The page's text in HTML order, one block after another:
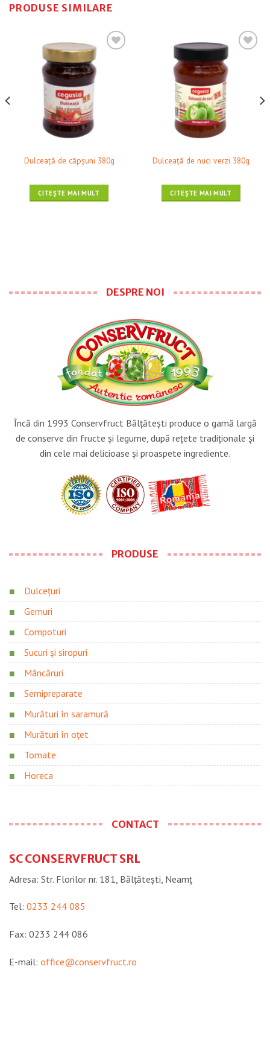
PRODUSE SIMILARE
❤ Pune în Wishlist
Dulceaţă de căpșuni 380g
CITEȘTE MAI MULT
❤ Pune în Wishlist
Dulceaţă de nuci verzi 380g
CITEȘTE MAI MULT
DESPRE NOI
Încă din 1993 Conservfruct Bălţăteşti produce o gamă largă
de conserve din fructe şi legume, după reţete tradiţionale şi
din cele mai delicioase şi proaspete ingrediente.
PRODUSE
Dulcețuri
Gemuri
Compoturi
Sucuri și siropuri
Mâncăruri
Semipreparate
Murături în saramură
Murături în oțet
Tomate
Horeca
CONTACT
SC CONSERVFRUCT SRL
Adresa: Str. Florilor nr. 181, Bălțătești, Neamţ
Tel: 0233 244 085
Fax: 0233 244 086
E-mail: office@conservfruct.ro